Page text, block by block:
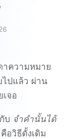
าความหมาย
ไปแล้ว ผ่าน
จอ
บ จำคำนั้นได้
วิธีดั้งเดิม